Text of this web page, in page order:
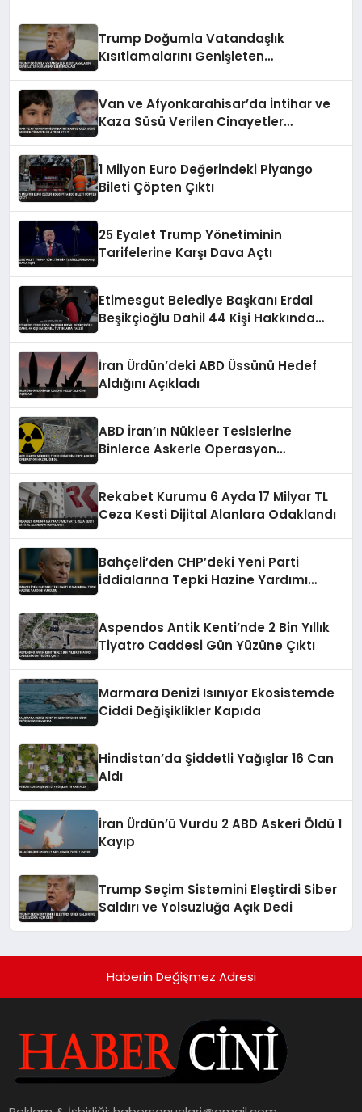
Trump Doğumla Vatandaşlık
Kısıtlamalarını Genişleten
Van ve Afyonkarahisar’da İntihar ve
Kaza Süsü Verilen Cinayetler
1 Milyon Euro Değerindeki Piyango
Bileti Çöpten Çıktı
25 Eyalet Trump Yönetiminin
Tarifelerine Karşı Dava Açtı
Etimesgut Belediye Başkanı Erdal
Beşikçioğlu Dahil 44 Kişi Hakkında
İran Ürdün’deki ABD Üssünü Hedef
Aldığını Açıkladı
ABD İran’ın Nükleer Tesislerine
Binlerce Askerle Operasyon
Rekabet Kurumu 6 Ayda 17 Milyar TL
Ceza Kesti Dijital Alanlara Odaklandı
Bahçeli’den CHP’deki Yeni Parti
İddialarına Tepki Hazine Yardımı
Aspendos Antik Kenti’nde 2 Bin Yıllık
Tiyatro Caddesi Gün Yüzüne Çıktı
Marmara Denizi Isınıyor Ekosistemde
Ciddi Değişiklikler Kapıda
Hindistan’da Şiddetli Yağışlar 16 Can
Aldı
İran Ürdün’ü Vurdu 2 ABD Askeri Öldü 1
Kayıp
Trump Seçim Sistemini Eleştirdi Siber
Saldırı ve Yolsuzluğa Açık Dedi
Haberin Değişmez Adresi